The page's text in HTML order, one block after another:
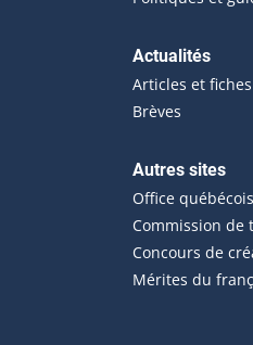
Actualités
Articles et
Brèves
Autres sites
Office
Commission de
Concours de
Mérites du